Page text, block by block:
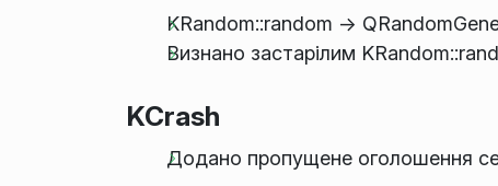
KRandom::random ->
Визнано застарілим
KCrash
Додано пропущене оголошення